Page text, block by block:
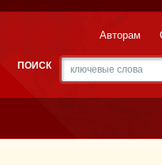
Авторам
ПОИСК